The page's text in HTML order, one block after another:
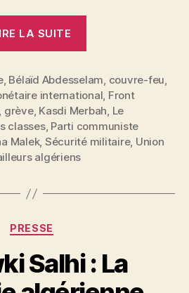
LA SUITE
économique,
répression
et
explosion
, Bélaïd Abdesselam, couvre-feu,
international, Front
grève, Kasdi Merbah, Le
classes, Parti communiste
Malek, Sécurité militaire, Union
algériens
Catégories
PRESSE
Salhi : La
P
a
r